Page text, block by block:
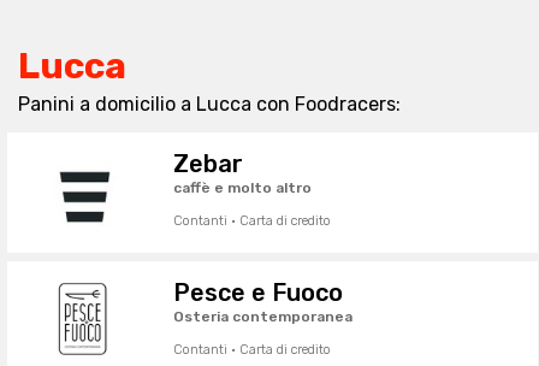
Lucca
Panini a domicilio a Lucca con Foodracers:
Zebar
caffè e molto altro
Contanti · Carta di credito
Pesce e Fuoco
Osteria contemporanea
Contanti · Carta di credito